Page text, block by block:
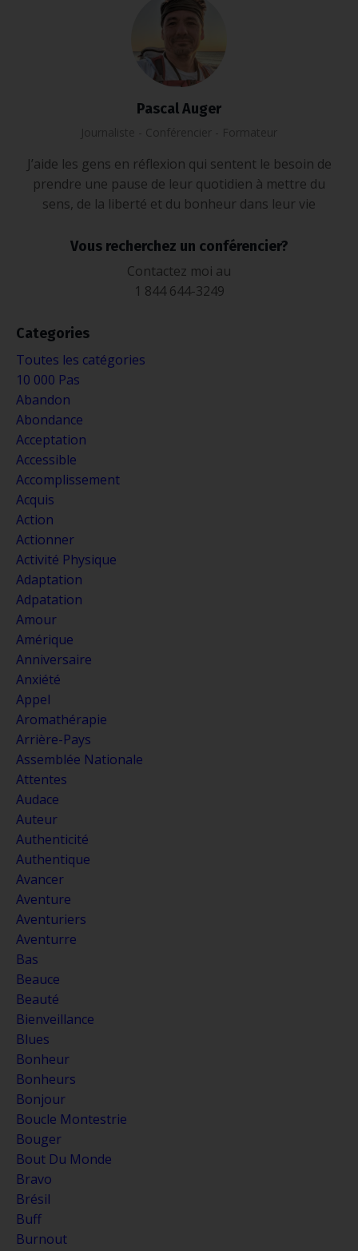
Pascal Auger
Journaliste - Conférencier - Formateur
J’aide les gens en réflexion qui sentent le besoin de
prendre une pause de leur quotidien à mettre du
sens, de la liberté et du bonheur dans leur vie
Vous recherchez un conférencier?
Contactez moi au
1 844 644-3249
Categories
Toutes les catégories
10 000 Pas
Abandon
Abondance
Acceptation
Accessible
Accomplissement
Acquis
Action
Actionner
Activité Physique
Adaptation
Adpatation
Amour
Amérique
Anniversaire
Anxiété
Appel
Aromathérapie
Arrière-Pays
Assemblée Nationale
Attentes
Audace
Auteur
Authenticité
Authentique
Avancer
Aventure
Aventuriers
Aventurre
Bas
Beauce
Beauté
Bienveillance
Blues
Bonheur
Bonheurs
Bonjour
Boucle Montestrie
Bouger
Bout Du Monde
Bravo
Brésil
Buff
Burnout